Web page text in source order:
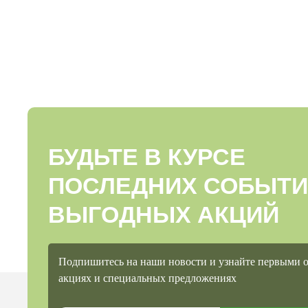
БУДЬТЕ В КУРСЕ
ПОСЛЕДНИХ
ВЫГОДНЫХ АКЦИЙ
Подпишитесь на наши новости и узнайте первыми
акциях и специальных предложениях